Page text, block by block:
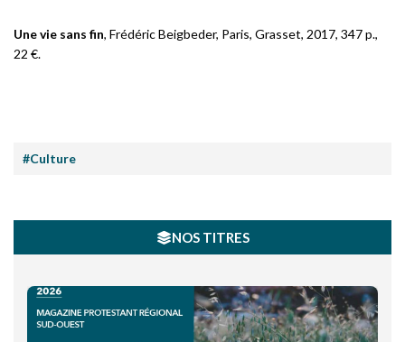
Une vie sans fin, Frédéric Beigbeder, Paris, Grasset, 2017, 347 p.,
22 €.
#Culture
NOS TITRES